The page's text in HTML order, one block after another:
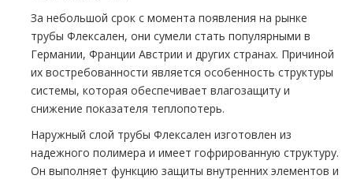
За небольшой срок с момента появления на рынке
трубы Флексален, они сумели стать популярными в
Германии, Франции Австрии и других странах. Причиной
их востребованности является особенность структуры
системы, которая обеспечивает влагозащиту и
снижение показателя теплопотерь.
Наружный слой трубы Флексален изготовлен из
надежного полимера и имеет гофрированную структуру.
Он выполняет функцию защиты внутренних элементов и